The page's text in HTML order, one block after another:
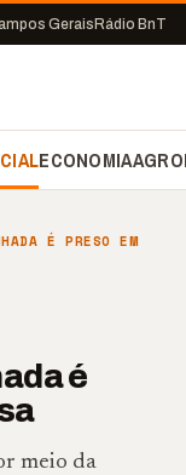
Gerais Rádio BnT
ECONOMIA
É PRESO EM
é
meio da